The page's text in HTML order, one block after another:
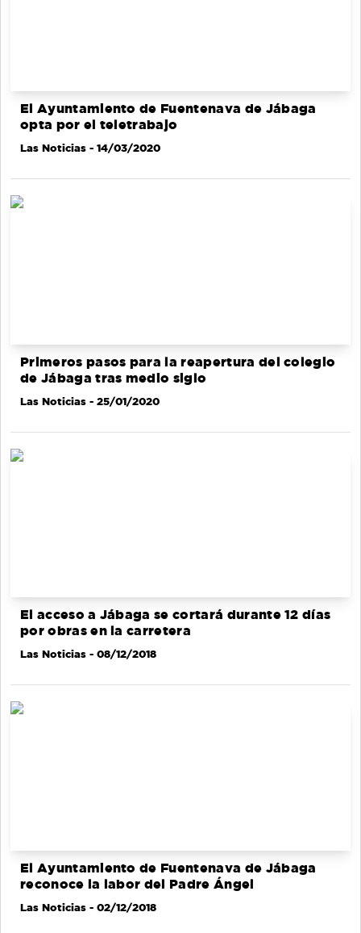
El Ayuntamiento de Fuentenava de Jábaga
opta por el teletrabajo
Las Noticias - 14/03/2020
Primeros pasos para la reapertura del colegio
de Jábaga tras medio siglo
Las Noticias - 25/01/2020
El acceso a Jábaga se cortará durante 12 días
por obras en la carretera
Las Noticias - 08/12/2018
El Ayuntamiento de Fuentenava de Jábaga
reconoce la labor del Padre Ángel
Las Noticias - 02/12/2018